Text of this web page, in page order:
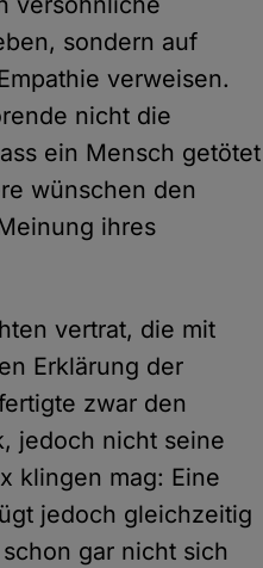
sondern auf
verweisen.
nicht die
ein Mensch getötet
wünschen den
ihres
vertrat, die mit
Erklärung der
zwar den
jedoch nicht seine
klingen mag: Eine
jedoch gleichzeitig
gar nicht sich